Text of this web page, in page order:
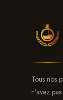
Tous nos
n’avez